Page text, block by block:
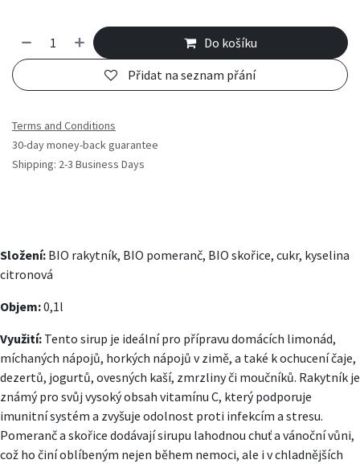
Do košíku
Přidat na seznam přání
Terms and Conditions
30-day money-back guarantee
Shipping: 2-3 Business Days
Složení: BIO rakytník, BIO pomeranč, BIO skořice, cukr, kyselina
citronová
Objem:0,1l
Využití: Tento sirup je ideální pro přípravu domácích limonád,
míchaných nápojů, horkých nápojů v zimě, a také k ochucení čaje,
dezertů, jogurtů, ovesných kaší, zmrzliny či moučníků. Rakytník je
známý pro svůj vysoký obsah vitamínu C, který podporuje
imunitní systém a zvyšuje odolnost proti infekcím a stresu.
Pomeranč a skořice dodávají sirupu lahodnou chuť a vánoční vůni,
což ho činí oblíbeným nejen během nemoci, ale i v chladnějších